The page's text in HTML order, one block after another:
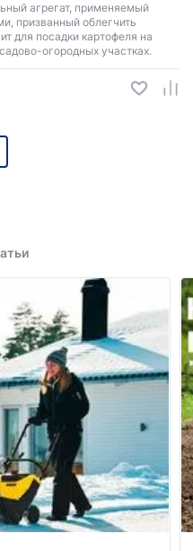
агрегат, применяемый
призванный облегчить
для посадки картофеля на
огородных участках.